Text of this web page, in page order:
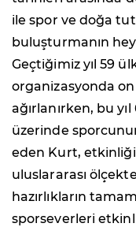
ile spor ve doğa
buluşturmanın
Geçtiğimiz yıl 59
organizasyonda
ağırlanırken, bu
üzerinde
eden Kurt,
uluslararası
hazırlıkların
sporseverleri